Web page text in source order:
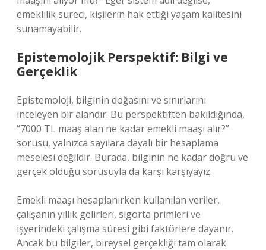
emeklilik süreci, kişilerin hak ettiği yaşam kalitesini
sunamayabilir.
Epistemolojik Perspektif: Bilgi ve
Gerçeklik
Epistemoloji, bilginin doğasını ve sınırlarını
inceleyen bir alandır. Bu perspektiften bakıldığında,
“7000 TL maaş alan ne kadar emekli maaşı alır?”
sorusu, yalnızca sayılara dayalı bir hesaplama
meselesi değildir. Burada, bilginin ne kadar doğru ve
gerçek olduğu sorusuyla da karşı karşıyayız.
Emekli maaşı hesaplanırken kullanılan veriler,
çalışanın yıllık gelirleri, sigorta primleri ve
işyerindeki çalışma süresi gibi faktörlere dayanır.
Ancak bu bilgiler, bireysel gerçekliği tam olarak